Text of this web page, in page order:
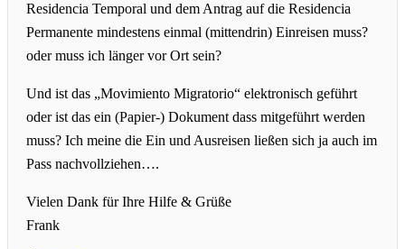
Residencia Temporal und dem Antrag auf die Residencia
Permanente mindestens einmal (mittendrin) Einreisen muss?
oder muss ich länger vor Ort sein?
Und ist das „Movimiento Migratorio“ elektronisch geführt
oder ist das ein (Papier-) Dokument dass mitgeführt werden
muss? Ich meine die Ein und Ausreisen ließen sich ja auch im
Pass nachvollziehen….
Vielen Dank für Ihre Hilfe & Grüße
Frank